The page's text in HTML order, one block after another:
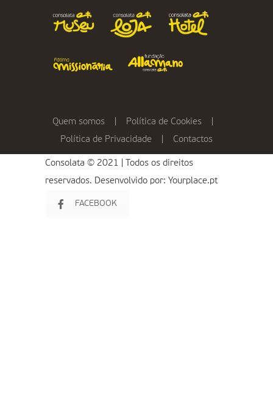
Quem somos Política de Cookies
Política de Privacidade
Contactos
Consolata © 2021 | Todos os direitos
reservados. Desenvolvido por: Yourplace.pt
FACEBOOK